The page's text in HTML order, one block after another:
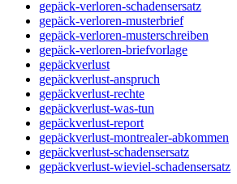
gepäck-verloren-schadensersatz
gepäck-verloren-musterbrief
gepäck-verloren-musterschreiben
gepäck-verloren-briefvorlage
gepäckverlust
gepäckverlust-anspruch
gepäckverlust-rechte
gepäckverlust-was-tun
gepäckverlust-report
gepäckverlust-montrealer-abkommen
gepäckverlust-schadensersatz
gepäckverlust-wieviel-schadensersatz